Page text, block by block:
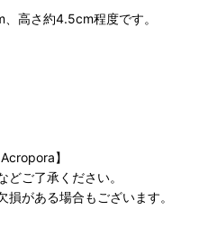
高さ約4.5cm程度です。
】
どご了承ください。
損がある場合もございます。